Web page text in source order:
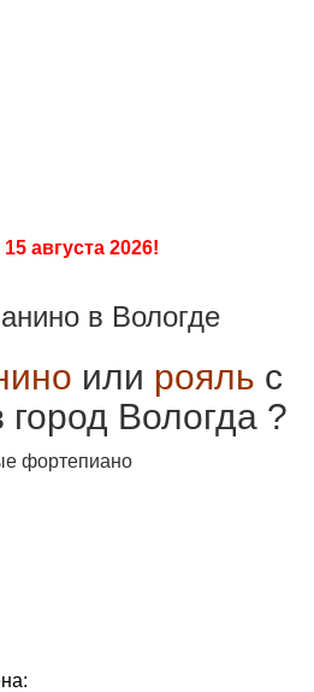
августа 2026!
в Вологде
или рояль с
город Вологда ?
фортепиано